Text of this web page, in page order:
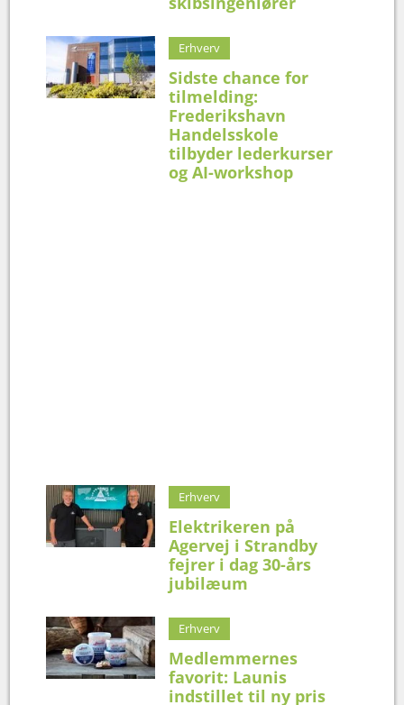
Erhverv
Sidste chance for
tilmelding:
Frederikshavn
Handelsskole
tilbyder lederkurser
og AI-workshop
Erhverv
Elektrikeren på
Agervej i Strandby
fejrer i dag 30-års
jubilæum
Erhverv
Medlemmernes
favorit: Launis
indstillet til ny pris